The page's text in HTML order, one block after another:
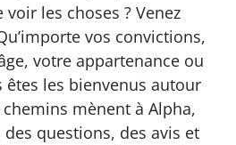
les choses ? Venez
vos convictions,
votre appartenance ou
les bienvenus autour
mènent à Alpha,
questions, des avis et